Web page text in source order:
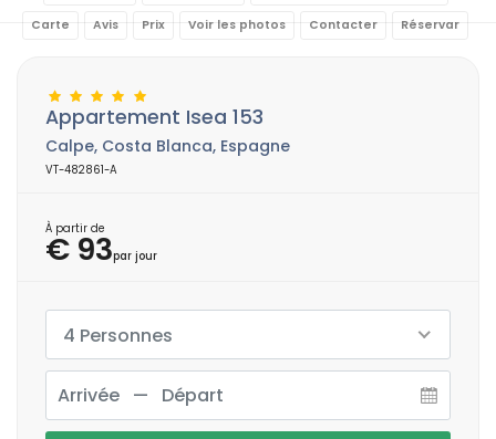
Carte Avis Prix Voir les photos Contacter Réservar
Appartement Isea 153
Calpe, Costa Blanca, Espagne
VT-482861-A
À partir de
€ 93par jour
4 Personnes